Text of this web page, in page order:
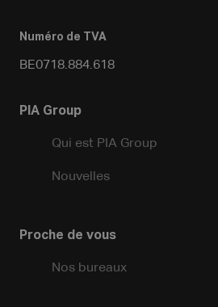
Numéro de TVA
BE0718.884.618
PIA Group
Qui est PIA Group
Nouvelles
Proche de vous
Nos bureaux